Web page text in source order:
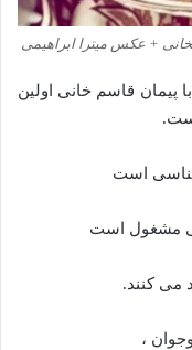
+ عکس میترا ابراهیمی
ازدواج با پیمان قاسم خانی اولین
است
مشغول است
می کنند.
،